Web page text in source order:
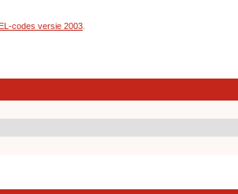
codes versie 2003